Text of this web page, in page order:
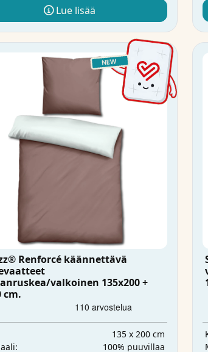
Lue lisää
Renforcé käännettävä
valkoinen 135x200 +
cm.
135 x 200 cm
100% puuvillaa